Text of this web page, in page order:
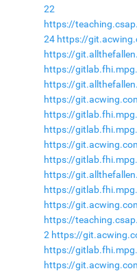
22
https://
24 https://
https://
https://
https://
https://
https://
https://
https://
https://
https://
https://
https://
https://
2 https://
https://
https://